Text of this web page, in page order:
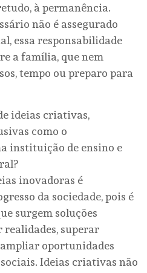
à permanência.
não é assegurado
essa responsabilidade
a família, que nem
tempo ou preparo para
ideias criativas,
como o
instituição de ensino e
inovadoras é
da sociedade, pois é
surgem soluções
realidades, superar
oportunidades
Ideias criativas não